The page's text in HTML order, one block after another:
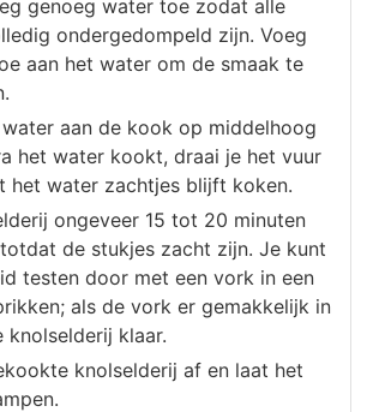
genoeg water toe zodat alle
ondergedompeld zijn. Voeg
aan het water om de smaak te
aan de kook op middelhoog
het water kookt, draai je het vuur
het water zachtjes blijft koken.
ongeveer 15 tot 20 minuten
de stukjes zacht zijn. Je kunt
testen door met een vork in een
als de vork er gemakkelijk in
knolselderij klaar.
knolselderij af en laat het